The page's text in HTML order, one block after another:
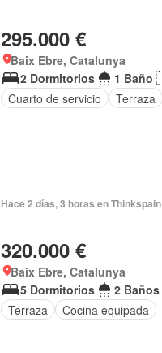
295.000 €
Baix Ebre, Catalunya
2 Dormitorios
1 Baño
Cuarto de servicio
Terraza
Hace 2 días, 3 horas en Thinkspain
320.000 €
Baix Ebre, Catalunya
5 Dormitorios
2 Baños
Terraza
Cocina equipada